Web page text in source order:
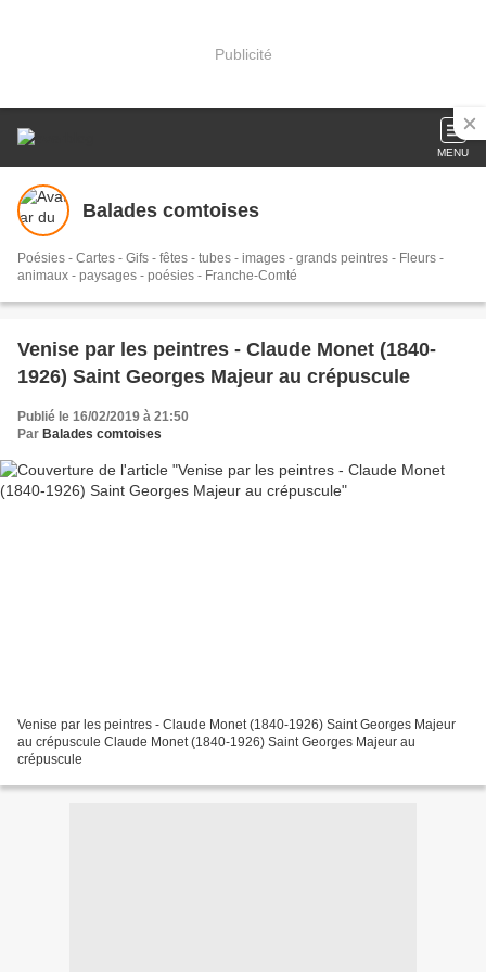
Publicité
MENU
Balades comtoises
Poésies - Cartes - Gifs - fêtes - tubes - images - grands peintres - Fleurs -
animaux - paysages - poésies - Franche-Comté
Venise par les peintres - Claude Monet (1840-
1926) Saint Georges Majeur au crépuscule
Publié le 16/02/2019 à 21:50
Par Balades comtoises
Venise par les peintres - Claude Monet (1840-1926) Saint Georges Majeur
au crépuscule Claude Monet (1840-1926) Saint Georges Majeur au
crépuscule